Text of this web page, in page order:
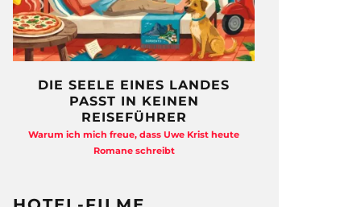
DIE SEELE EINES LANDES
PASST IN KEINEN
REISEFÜHRER
Warum ich mich freue, dass Uwe Krist heute
Romane schreibt